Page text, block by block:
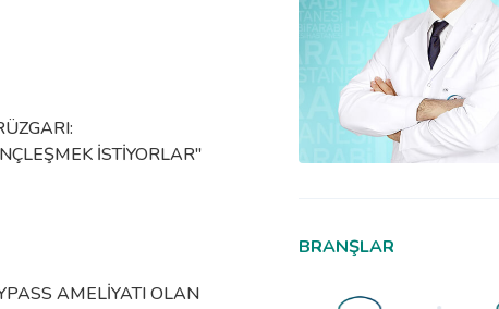
İSTİYORLAR"
AMELİYATI OLAN
28 Kas
BRANŞLAR